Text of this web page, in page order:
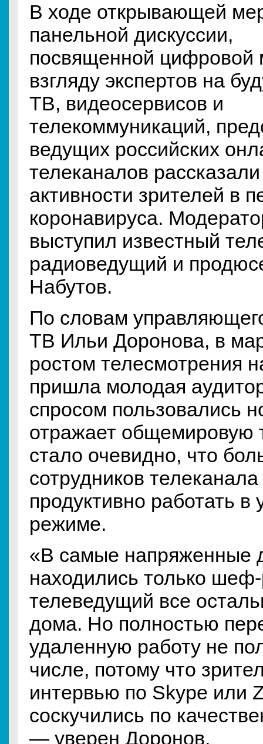
В ходе открывающей
панельной дискуссии,
посвященной цифровой
взгляду экспертов на
ТВ, видеосервисов и
телекоммуникаций,
ведущих российских
телеканалов
активности зрителей в
коронавируса.
выступил известный
радиоведущий и
Набутов.
По словам
ТВ Ильи Доронова, в
ростом телесмотрения
пришла молодая
спросом пользовались
отражает общемировую
стало очевидно, что
сотрудников
продуктивно работать в
режиме.
«В самые напряженные
находились только
телеведущий все
дома. Но полностью
удаленную работу не
числе, потому что
интервью по Skype или
соскучились по
— уверен Доронов.